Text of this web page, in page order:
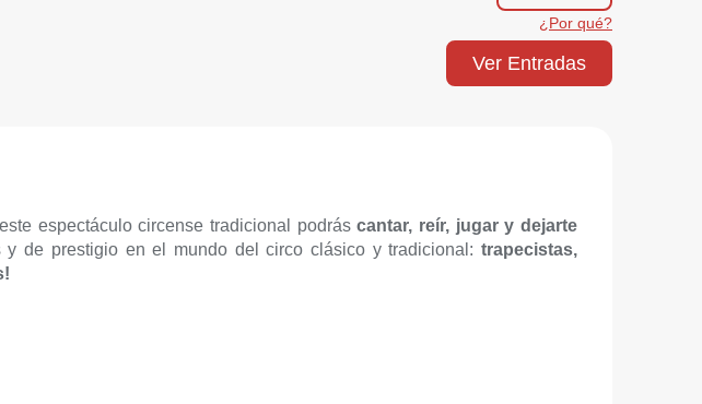
¿Por qué?
Ver Entradas
espectáculo circense tradicional podráscantar, reír, jugar y dejarte
y de prestigio en el mundo del circo clásico y tradicional: trapecistas,